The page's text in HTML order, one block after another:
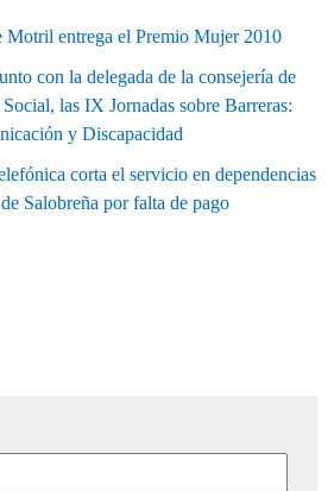
entrega el Premio Mujer 2010
con la delegada de la consejería de
las IX Jornadas sobre Barreras:
y Discapacidad
corta el servicio en dependencias
Salobreña por falta de pago